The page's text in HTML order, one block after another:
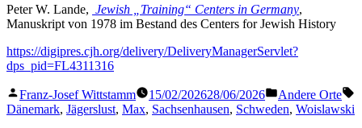
Peter W. Lande, Jewish „Training“ Centers in Germany,
Manuskript von 1978 im Bestand des Centers for Jewish History
https://digipres.cjh.org/delivery/DeliveryManagerServlet?
dps_pid=FL4311316
Veröffentlicht
von
Franz-Josef Wittstamm 15/02/202628/06/2026
Veröffentlicht
in
Andere Orte
Dänemark, Jägerslust, Max, Sachsenhausen, Schweden, Woislawski